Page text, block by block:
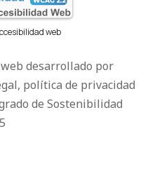
web
desarrollado por
política de privacidad
de Sostenibilidad